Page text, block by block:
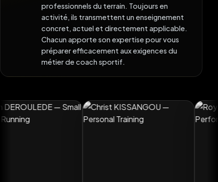
professionnels du terrain. Toujours en
activité, ils transmettent un enseignement
concret, actuel et directement applicable.
Chacun apporte son expertise pour vous
préparer efficacement aux exigences du
métier de coach sportif.